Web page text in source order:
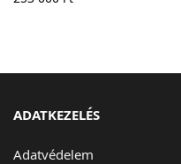
ADATKEZELÉS
Adatvédelem